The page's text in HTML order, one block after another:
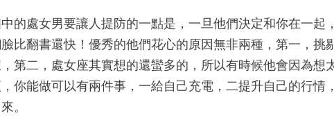
的處女男要讓人提防的一點是，一旦他們決定和你在一起
比翻書還快！優秀的他們花心的原因無非兩種，第一，挑
第二，處女座其實想的還蠻多的，所以有時候他會因為想
你能做可以有兩件事，一給自己充電，二提升自己的行情
。